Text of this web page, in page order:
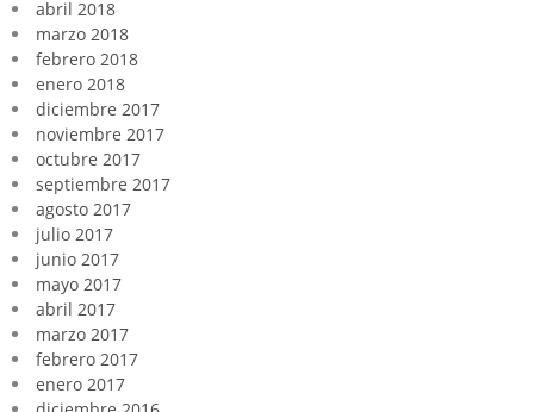
abril 2018
marzo 2018
febrero 2018
enero 2018
diciembre 2017
noviembre 2017
octubre 2017
septiembre 2017
agosto 2017
julio 2017
junio 2017
mayo 2017
abril 2017
marzo 2017
febrero 2017
enero 2017